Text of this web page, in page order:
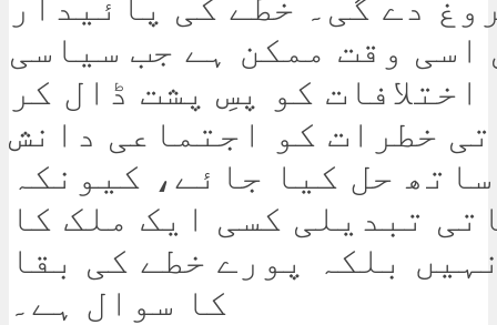
اسی وقت ممکن ہے جب سیاسی
اختلافات کو پسِ پشت ڈال کر
خطرات کو اجتماعی دانش
حل کیا جائے، کیونکہ
تبدیلی کسی ایک ملک کا
بلکہ پورے خطے کی بقا
کا سوال ہے۔